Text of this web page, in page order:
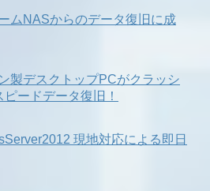
ムNASからのデータ復旧に成
製デスクトップPCがクラッシ
ピードデータ復旧！
現地対応による即日